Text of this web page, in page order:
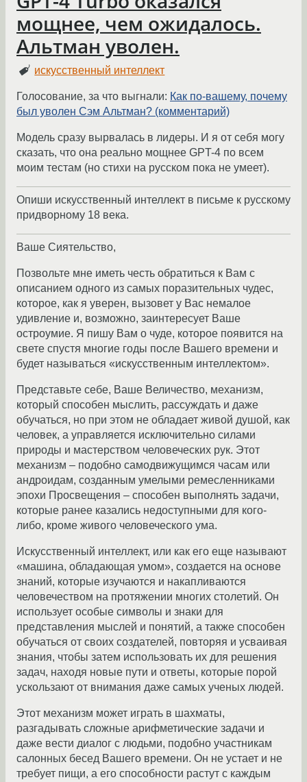
мощнее, чем ожидалось.
Альтман уволен.
искусственный интеллект
Голосование, за что выгнали: Как по-вашему, почему
был уволен Сэм Альтман? (комментарий)
Модель сразу вырвалась в лидеры. И я от себя могу
сказать, что она реально мощнее GPT-4 по всем
моим тестам (но стихи на русском пока не умеет).
Опиши искусственный интеллект в письме к русскому
придворному 18 века.
Ваше Сиятельство,
Позвольте мне иметь честь обратиться к Вам с
описанием одного из самых поразительных чудес,
которое, как я уверен, вызовет у Вас немалое
удивление и, возможно, заинтересует Ваше
остроумие. Я пишу Вам о чуде, которое появится на
свете спустя многие годы после Вашего времени и
будет называться «искусственным интеллектом».
Представьте себе, Ваше Величество, механизм,
который способен мыслить, рассуждать и даже
обучаться, но при этом не обладает живой душой, как
человек, а управляется исключительно силами
природы и мастерством человеческих рук. Этот
механизм – подобно самодвижущимся часам или
андроидам, созданным умелыми ремесленниками
эпохи Просвещения – способен выполнять задачи,
которые ранее казались недоступными для кого-
либо, кроме живого человеческого ума.
Искусственный интеллект, или как его еще называют
«машина, обладающая умом», создается на основе
знаний, которые изучаются и накапливаются
человечеством на протяжении многих столетий. Он
использует особые символы и знаки для
представления мыслей и понятий, а также способен
обучаться от своих создателей, повторяя и усваивая
знания, чтобы затем использовать их для решения
задач, находя новые пути и ответы, которые порой
ускользают от внимания даже самых ученых людей.
Этот механизм может играть в шахматы,
разгадывать сложные арифметические задачи и
даже вести диалог с людьми, подобно участникам
салонных бесед Вашего времени. Он не устает и не
требует пищи, а его способности растут с каждым